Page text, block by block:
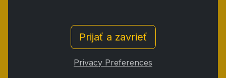
Kontakt / Obchodné podmienky
Ochrana osobných údajov / Reklamačný poriadok
Reklamačný protokol / Odstúpenie od zmluvy
Cookies
Prijať a zavrieť
Privacy Preferences